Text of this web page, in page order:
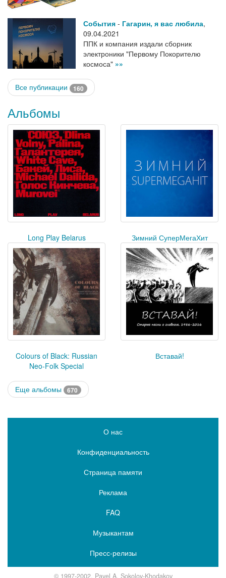
События - Гагарин, я вас любила,
09.04.2021
ППК и компания издали сборник
электроники "Первому Покорителю
космоса" »»
Все публикации 160
Альбомы
Long Play Belarus Зимний СуперМегаХит
Colours of Black: Russian
Neo-Folk Special
Вставай!
Еще альбомы 670
О нас
Конфиденциальность
Страница памяти
Реклама
FAQ
Музыкантам
Пресс-релизы
© 1997-2002, Pavel A. Sokolov-Khodakov